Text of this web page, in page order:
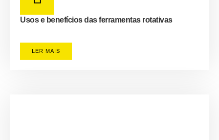
Usos e benefícios das ferramentas rotativas
LER MAIS